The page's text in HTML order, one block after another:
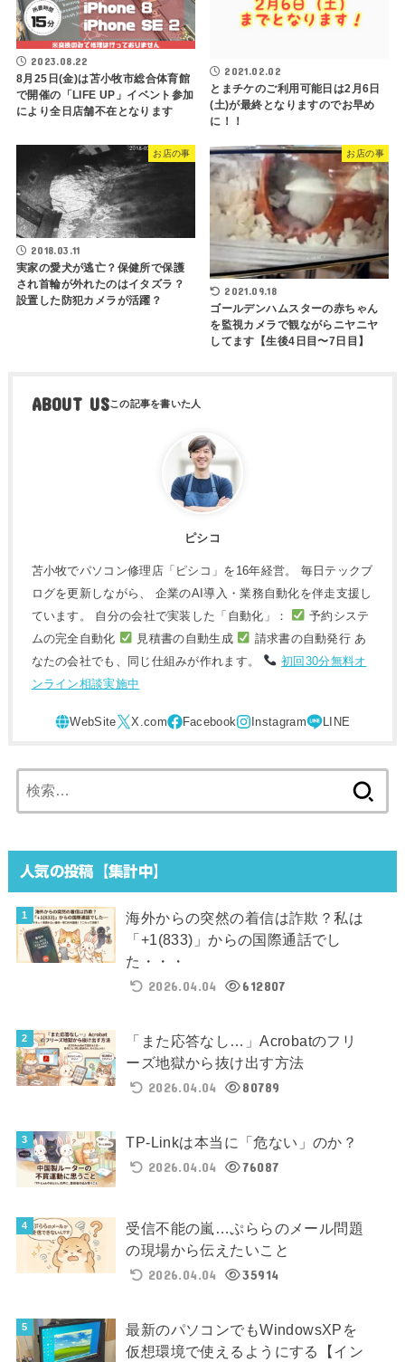
2023.08.22
8月25日(金)は苫小牧市総合体育館
で開催の「LIFE UP」イベント参加
により全日店舗不在となります
2021.02.02
とまチケのご利用可能日は2月6日
(土)が最終となりますのでお早め
に！！
お店の事
2018.03.11
実家の愛犬が逃亡？保健所で保護
され首輪が外れたのはイタズラ？
設置した防犯カメラが活躍？
お店の事
2021.09.18
ゴールデンハムスターの赤ちゃん
を監視カメラで観ながらニヤニヤ
してます【生後4日目〜7日目】
ABOUT US
ピシコ
苫小牧でパソコン修理店「ピシコ」を16年経営。 毎日テックブ
ログを更新しながら、 企業のAI導入・業務自動化を伴走支援し
ています。 自分の会社で実装した「自動化」：
予約システ
ムの完全自動化
見積書の自動生成
請求書の自動発行 あ
なたの会社でも、同じ仕組みが作れます。
初回30分無料オ
ンライン相談実施中
索:
人気の投稿【集計中】
海外からの突然の着信は詐欺？私は
「+1(833)」からの国際通話でし
た・・・
2026.04.04
612807
「また応答なし…」Acrobatのフリ
ーズ地獄から抜け出す方法
2026.04.04
80789
TP-Linkは本当に「危ない」のか？
2026.04.04
76087
受信不能の嵐…ぷららのメール問題
の現場から伝えたいこと
2026.04.04
35914
最新のパソコンでもWindowsXPを
仮想環境で使えるようにする【イン